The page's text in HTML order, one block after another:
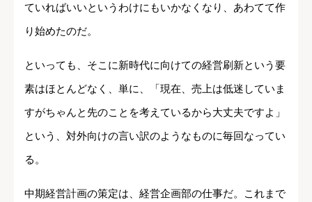
ていればいいというわけにもいかなくなり、あわてて作
り始めたのだ。
といっても、そこに新時代に向けての経営刷新という要
素はほとんどなく、単に、「現在、売上は低迷していま
すがちゃんと先のことを考えているから大丈夫ですよ」
という、対外向けの言い訳のようなものに毎回なってい
る。
中期経営計画の策定は、経営企画部の仕事だ。これまで